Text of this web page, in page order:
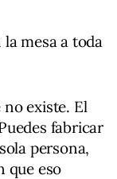
mesa a toda
existe. El
fabricar
persona,
que eso